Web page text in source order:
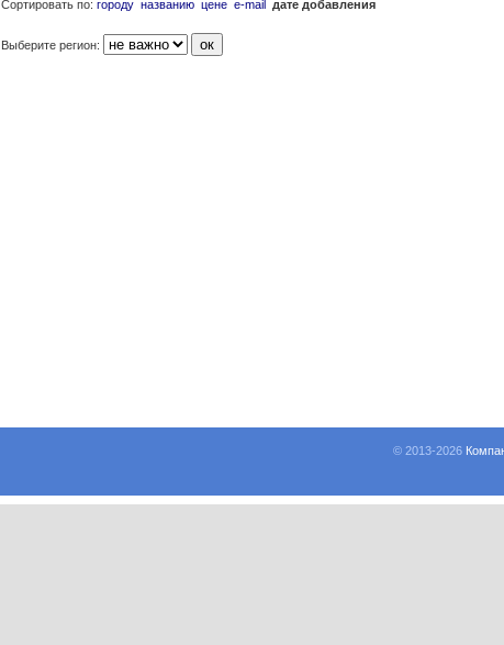
Сортировать по:городу названию цене e-mail дате добавления
Выберите регион:
© 2013-2026